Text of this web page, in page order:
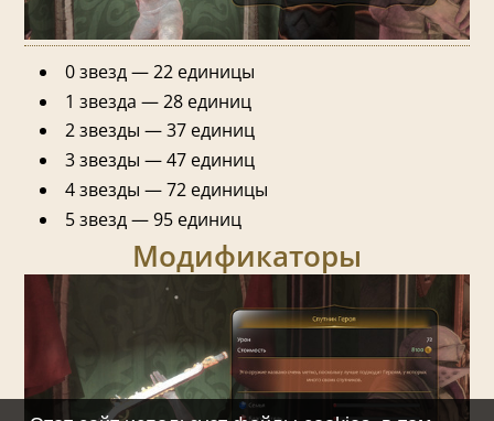
0 звезд — 22 единицы
1 звезда — 28 единиц
2 звезды — 37 единиц
3 звезды — 47 единиц
4 звезды — 72 единицы
5 звезд — 95 единиц
Модификаторы